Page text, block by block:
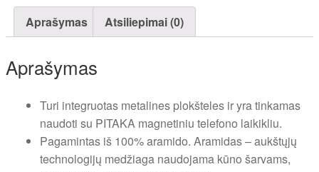
Aprašymas Atsiliepimai (0)
Aprašymas
Turi integruotas metalines plokšteles ir yra tinkamas
naudoti su PITAKA magnetiniu telefono laikikliu.
Pagamintas iš 100% aramido. Aramidas – aukštųjų
technologijų medžiaga naudojama kūno šarvams,